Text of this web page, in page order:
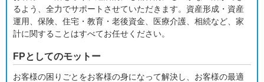
るよう、全力でサポートさせていただきます。資産形成・資産
運用、保険、住宅・教育・老後資金、医療介護、相続など、家
計に関することはすべてお任せください。
FPとしてのモットー
お客様の困りごとをお客様の身になって解決し、お客様の最適